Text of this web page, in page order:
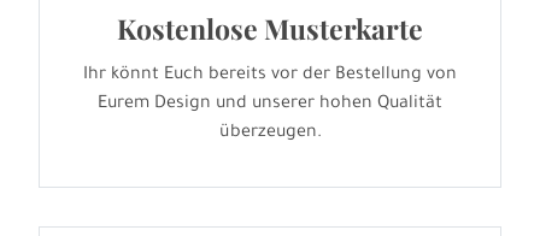
Kostenlose Musterkarte
Ihr könnt Euch bereits vor der Bestellung von
Eurem Design und unserer hohen Qualität
überzeugen.